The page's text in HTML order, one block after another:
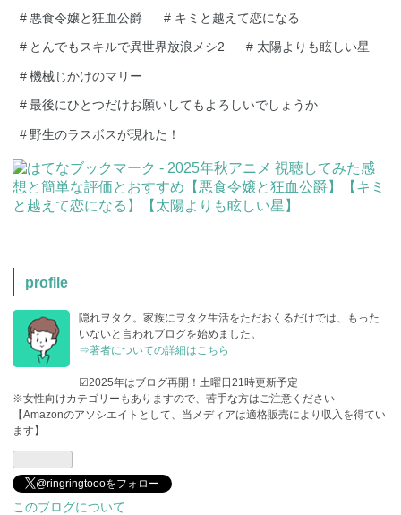
# 悪食令嬢と狂血公爵 # キミと越えて恋になる
# とんでもスキルで異世界放浪メシ2 # 太陽よりも眩しい星
# 機械じかけのマリー
# 最後にひとつだけお願いしてもよろしいでしょうか
# 野生のラスボスが現れた！
profile
隠れヲタク。家族にヲタク生活をただおくるだけでは、もった
いないと言われブログを始めました。
⇒著者についての詳細はこちら
☑2025年はブログ再開！土曜日21時更新予定
※女性向けカテゴリーもありますので、苦手な方はご注意ください
【Amazonのアソシエイトとして、当メディアは適格販売により収入を得てい
ます】
@ringringtoooをフォロー
このブログについて